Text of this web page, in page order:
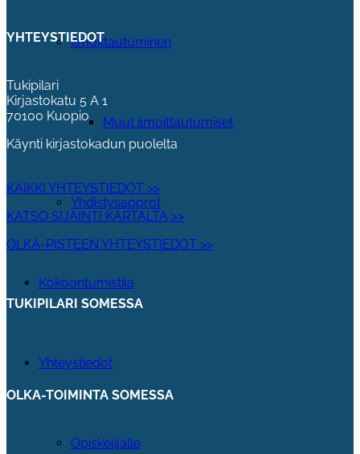
Ilmoittautuminen
Muut ilmoittautumiset
Yhdistysapprot
Kokoontumistila
Yhteystiedot
Opiskelijalle
YHTEYSTIEDOT
Tukipilari
Kirjastokatu 5 A 1
70100 Kuopio
Käynti kirjastokadun puolelta
KAIKKI YHTEYSTIEDOT >>
KATSO SIJAINTI KARTALTA >>
OLKA-PISTEEN YHTEYSTIEDOT >>
TUKIPILARI SOMESSA
OLKA-TOIMINTA SOMESSA